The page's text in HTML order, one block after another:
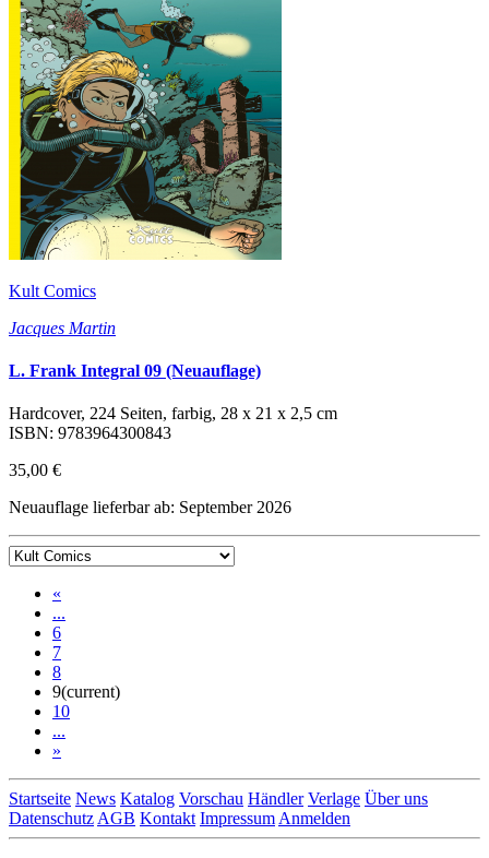
Kult Comics
Jacques Martin
L. Frank Integral 09 (Neuauflage)
Hardcover, 224 Seiten, farbig, 28 x 21 x 2,5 cm
ISBN: 9783964300843
35,00 €
Neuauflage lieferbar ab: September 2026
«
...
6
7
8
9(current)
10
...
»
Startseite News Katalog Vorschau Händler Verlage Über uns
Datenschutz AGB Kontakt Impressum Anmelden